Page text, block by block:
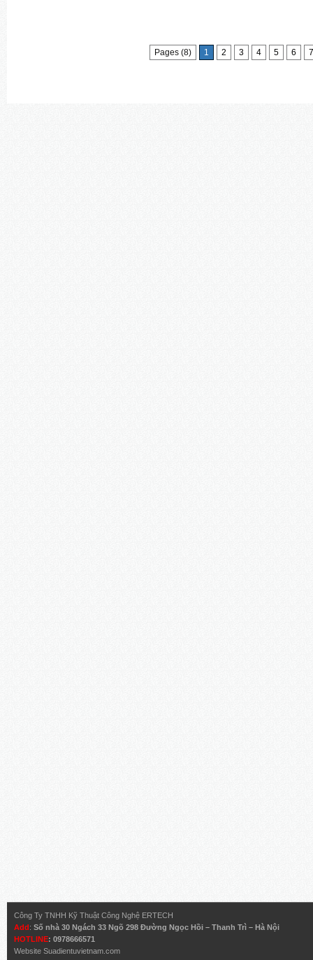
Pages (8) 1 2 3 4 5 6 7
Công Ty TNHH Kỹ Thuật Công Nghệ ERTECH
Add: Số nhà 30 Ngách 33 Ngõ 298 Đường Ngọc Hồi – Thanh Trì – Hà Nội
HOTLINE: 0978666571
Website Suadientuvietnam.com